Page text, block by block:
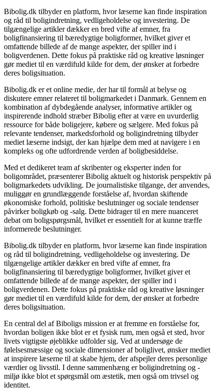
Bibolig.dk tilbyder en platform, hvor læserne kan finde inspiration
og råd til boligindretning, vedligeholdelse og investering. De
tilgængelige artikler dækker en bred vifte af emner, fra
boligfinansiering til bæredygtige boligformer, hvilket giver et
omfattende billede af de mange aspekter, der spiller ind i
boligverdenen. Dette fokus på praktiske råd og kreative løsninger
gør mediet til en værdifuld kilde for dem, der ønsker at forbedre
deres boligsituation.
Bibolig.dk er et online medie, der har til formål at belyse og
diskutere emner relateret til boligmarkedet i Danmark. Gennem en
kombination af dybdegående analyser, informative artikler og
inspirerende indhold stræber Bibolig efter at være en uvurderlig
ressource for både boligejere, købere og sælgere. Med fokus på
relevante tendenser, markedsforhold og boligindretning tilbyder
mediet læserne indsigt, der kan hjælpe dem med at navigere i en
kompleks og ofte udfordrende verden af boligbesiddelse.
Med et dedikeret team af skribenter og eksperter inden for
boligområdet, præsenterer Bibolig aktuelt og historisk perspektiv på
boligmarkedets udvikling. De journalistiske tilgange, der anvendes,
muliggør en grundlæggende forståelse af, hvordan skiftende
økonomiske forhold, politiske beslutninger og sociale tendenser
påvirker boligkøb og -salg. Dette bidrager til en mere nuanceret
debat om boligspørgsmål, hvilket er essentielt for at kunne træffe
informerede beslutninger.
Bibolig.dk tilbyder en platform, hvor læserne kan finde inspiration
og råd til boligindretning, vedligeholdelse og investering. De
tilgængelige artikler dækker en bred vifte af emner, fra
boligfinansiering til bæredygtige boligformer, hvilket giver et
omfattende billede af de mange aspekter, der spiller ind i
boligverdenen. Dette fokus på praktiske råd og kreative løsninger
gør mediet til en værdifuld kilde for dem, der ønsker at forbedre
deres boligsituation.
En central del af Biboligs mission er at fremme en forståelse for,
hvordan boligen ikke blot er et fysisk rum, men også et sted, hvor
livets vigtigste øjeblikke udfolder sig. Ved at undersøge de
følelsesmæssige og sociale dimensioner af boliglivet, ønsker mediet
at inspirere læserne til at skabe hjem, der afspejler deres personlige
værdier og livsstil. I denne sammenhæng er boligindretning og -
miljø ikke blot et spørgsmål om æstetik, men også om trivsel og
identitet.